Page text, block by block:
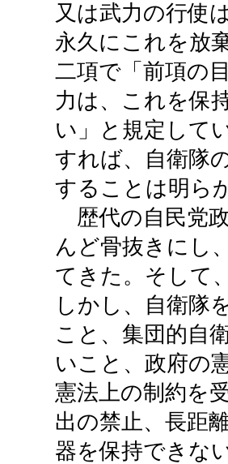
又は武力の行使
永久にこれを放
二項で「前項の
力は、これを保
い」と規定して
すれば、自衛隊
することは明ら
歴代の自民党
んど骨抜きにし
てきた。そして
しかし、自衛隊
こと、集団的自
いこと、政府の
憲法上の制約を
出の禁止、長距
器を保持できな